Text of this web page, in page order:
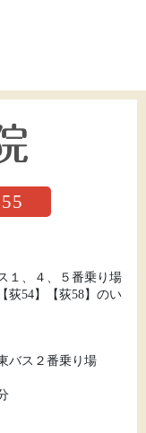
１、４、５番乗り場
荻54】【荻58】のい
バス２番乗り場